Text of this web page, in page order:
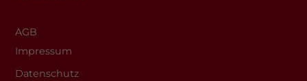
AGB
Impressum
Datenschutz